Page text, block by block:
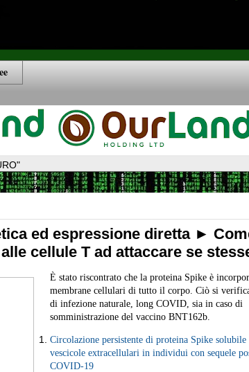
ed espressione diretta ►
cellule T ad attaccare se
È stato riscontrato che la proteina Spike è
membrane cellulari di tutto il corpo. Ciò si
di infezione naturale, long COVID, sia in caso di
somministrazione del vaccino BNT162b.
Circolazione persistente di proteina Spike solubile
vescicole extracellulari in individui con sequele
COVID-19